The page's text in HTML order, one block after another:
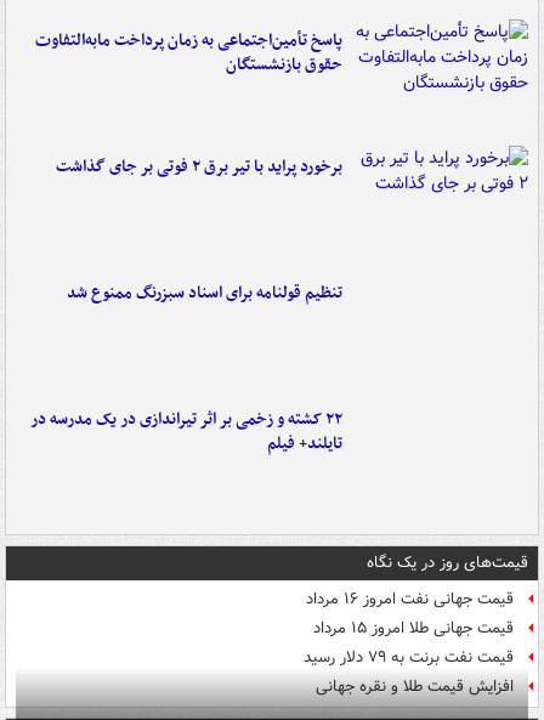
پاسخ تأمین‌اجتماعی به زمان پرداخت مابه‌التفاوت
حقوق بازنشستگان
برخورد پراید با تیر برق ۲ فوتی بر جای گذاشت
تنظیم قولنامه برای اسناد سبزرنگ ممنوع شد
۲۲ کشته و زخمی بر اثر تیراندازی در یک مدرسه در
تایلند+ فیلم
قیمت‌های روز در یک نگاه
قیمت جهانی نفت امروز ۱۶ مرداد
قیمت جهانی طلا امروز ۱۵ مرداد
قیمت نفت برنت به ۷۹ دلار رسید
افزایش قیمت طلا و نقره جهانی